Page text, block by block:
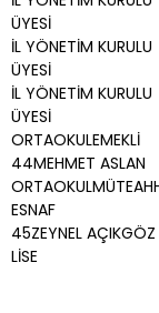
ÜYESİ
İL YÖNETİM KURULU
ÜYESİ
İL YÖNETİM KURULU
ÜYESİ
ORTAOKULEMEKLİ
44MEHMET ASLAN
ESNAF
45ZEYNEL AÇIKGÖZ
LİSE